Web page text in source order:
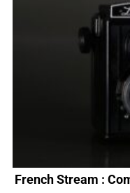
French Stream :